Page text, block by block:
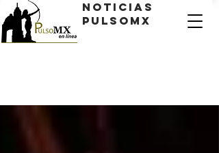
Noticias
PulsoMX